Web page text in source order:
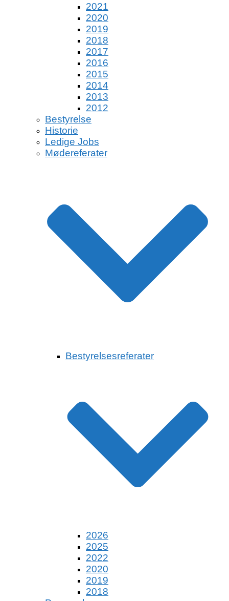
2021
2020
2019
2018
2017
2016
2015
2014
2013
2012
Bestyrelse
Historie
Ledige Jobs
Mødereferater
Bestyrelsesreferater
2026
2025
2022
2020
2019
2018